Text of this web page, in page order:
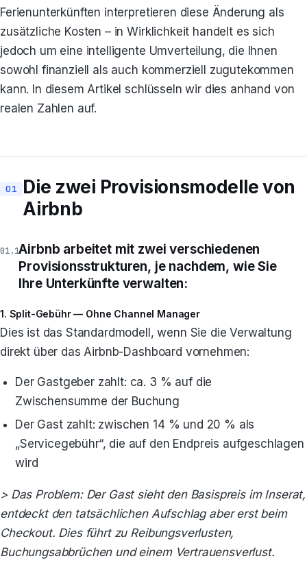
Ferienunterkünften interpretieren diese Änderung als
zusätzliche Kosten – in Wirklichkeit handelt es sich
jedoch um eine intelligente Umverteilung, die Ihnen
sowohl finanziell als auch kommerziell zugutekommen
kann. In diesem Artikel schlüsseln wir dies anhand von
realen Zahlen auf.
Die zwei Provisionsmodelle von
Airbnb
Airbnb arbeitet mit zwei verschiedenen
Provisionsstrukturen, je nachdem, wie Sie
Ihre Unterkünfte verwalten:
1. Split-Gebühr — Ohne Channel Manager
Dies ist das Standardmodell, wenn Sie die Verwaltung
direkt über das Airbnb-Dashboard vornehmen:
Der Gastgeber zahlt: ca. 3 % auf die
Zwischensumme der Buchung
Der Gast zahlt: zwischen 14 % und 20 % als
„Servicegebühr“, die auf den Endpreis aufgeschlagen
wird
> Das Problem: Der Gast sieht den Basispreis im Inserat,
entdeckt den tatsächlichen Aufschlag aber erst beim
Checkout. Dies führt zu Reibungsverlusten,
Buchungsabbrüchen und einem Vertrauensverlust.